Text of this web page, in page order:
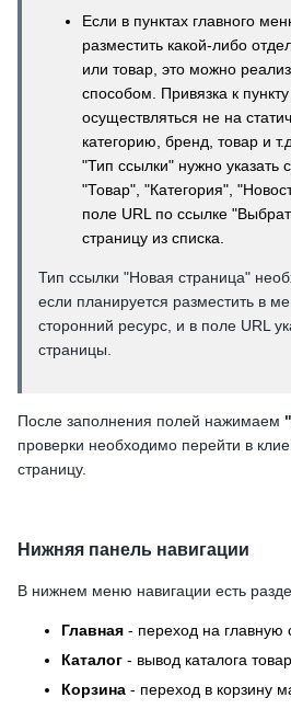
Если в пунктах главного
разместить какой-либо
или товар, это можно
способом. Привязка к
осуществляться не на
категорию, бренд, товар и
"Тип ссылки" нужно указать
"Товар", "Категория",
поле URL по ссылке
страницу из списка.
Тип ссылки "Новая страница"
если планируется разместить в
сторонний ресурс, и в поле URL
страницы.
После заполнения полей нажимаем
проверки необходимо перейти в
страницу.
Нижняя панель навигации
В нижнем меню навигации есть
Главная - переход на главную
Каталог - вывод каталога
Корзина - переход в корзину